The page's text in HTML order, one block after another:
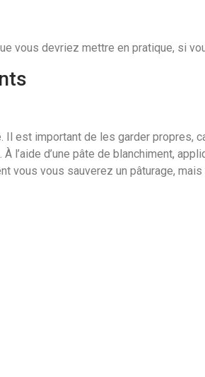
vous devriez mettre en pratique, si
est important de les garder propres,
l’aide d’une pâte de blanchiment,
vous vous sauverez un pâturage,